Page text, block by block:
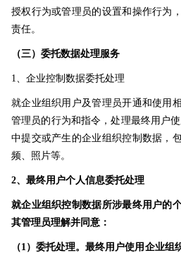
授权行为或管理员的设置和操作行为
责任。
（三）委托数据处理服务
1、企业控制数据委托处理
就企业组织用户及管理员开通和使用
管理员的行为和指令，处理最终用户
中提交或产生的企业组织控制数据，
频、照片等。
2、最终用户个人信息委托处理
就企业组织控制数据所涉最终用户的
其管理员理解并同意：
（1）委托处理。最终用户使用企业